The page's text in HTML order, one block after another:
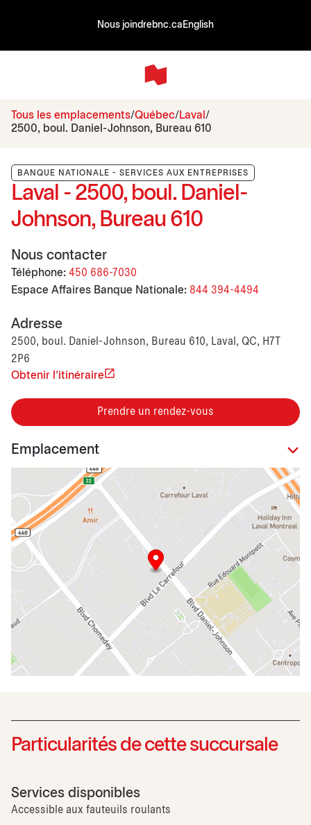
Nous joindrebnc.ca English
Tous les emplacements Québec
Laval
2500, boul. Daniel-Johnson, Bureau 610
BANQUE NATIONALE - SERVICES AUX ENTREPRISES
Laval - 2500, boul. Daniel-
Johnson, Bureau 610
Nous contacter
Téléphone: 450 686-7030
Espace Affaires Banque Nationale: 844 394-4494
Adresse
2500, boul. Daniel-Johnson, Bureau 610, Laval, QC, H7T
2P6
Obtenir l'itinéraire
Prendre un rendez-vous
Emplacement
Particularités de cette succursale
Services disponibles
Accessible aux fauteuils roulants